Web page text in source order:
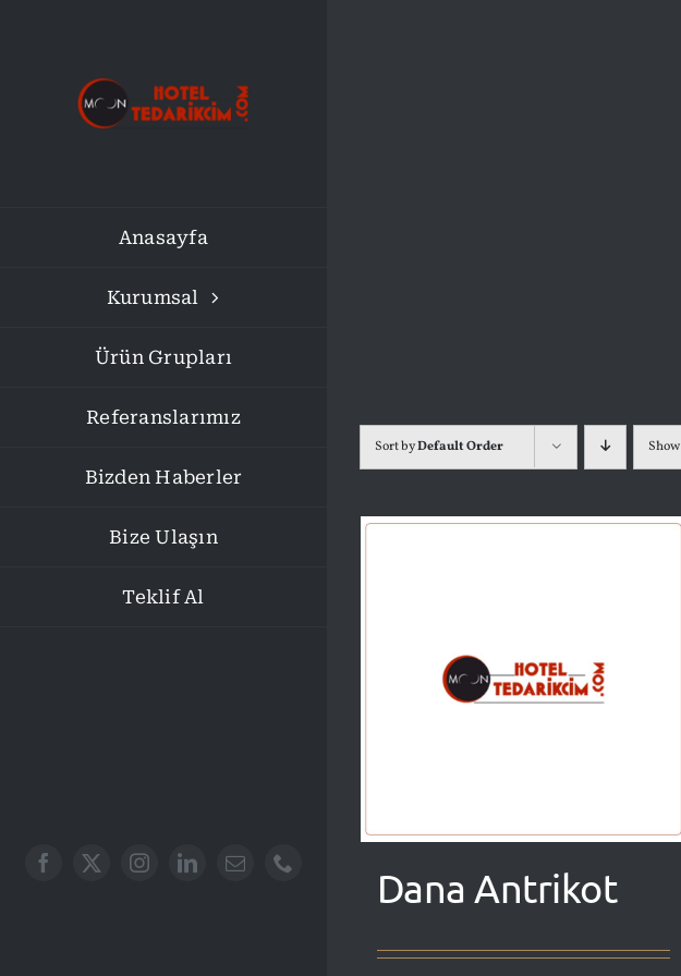
Anasayfa
Kurumsal
Ürün Grupları
Referanslarımız
Bizden Haberler
Bize Ulaşın
Teklif Al
Sort byDefault Order Show
Dana Antrikot